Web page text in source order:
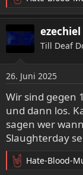
Packt jede
R
e
a
k
t
n
e
n
:
ezechiel
Till Deaf
26. Juni 2025
Wir sind gegen
und dann los.
sagen wer
Slaughterday
R
Hate-Blood-